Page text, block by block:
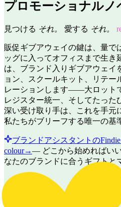
プロモーショナルノ
見つける それ。 愛する それ。
販促ギブアウェイの鍵は、量
ッグに入ってオフィスまで生き
は、ブランド入りギブアウェイ
ョン、スクールキット、リテー
レーションします——大ロット
レジスター統一、そしてたった
深い受け取り手は、これを手元
私たちがブリーフする唯一の基
ブランドアシスタントの
colour→— どこから始めればい
なたのブランドに合うギフトと